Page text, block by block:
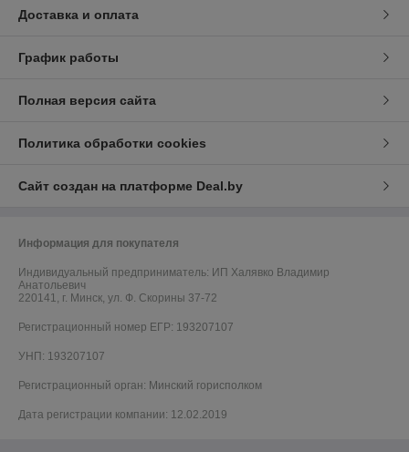
Доставка и оплата
График работы
Полная версия сайта
Политика обработки cookies
Сайт создан на платформе Deal.by
Информация для покупателя
Индивидуальный предприниматель: ИП Халявко Владимир
Анатольевич
220141, г. Минск, ул. Ф. Скорины 37-72
Регистрационный номер ЕГР: 193207107
УНП: 193207107
Регистрационный орган: Минский горисполком
Дата регистрации компании: 12.02.2019